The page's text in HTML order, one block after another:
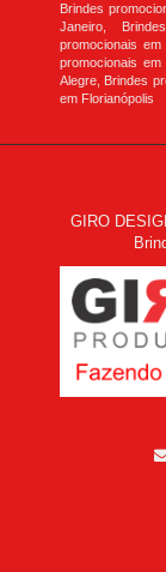
Brindes
Janeiro,
promocionais
promocionais
Alegre, Brindes
em Florianópolis
GIRO